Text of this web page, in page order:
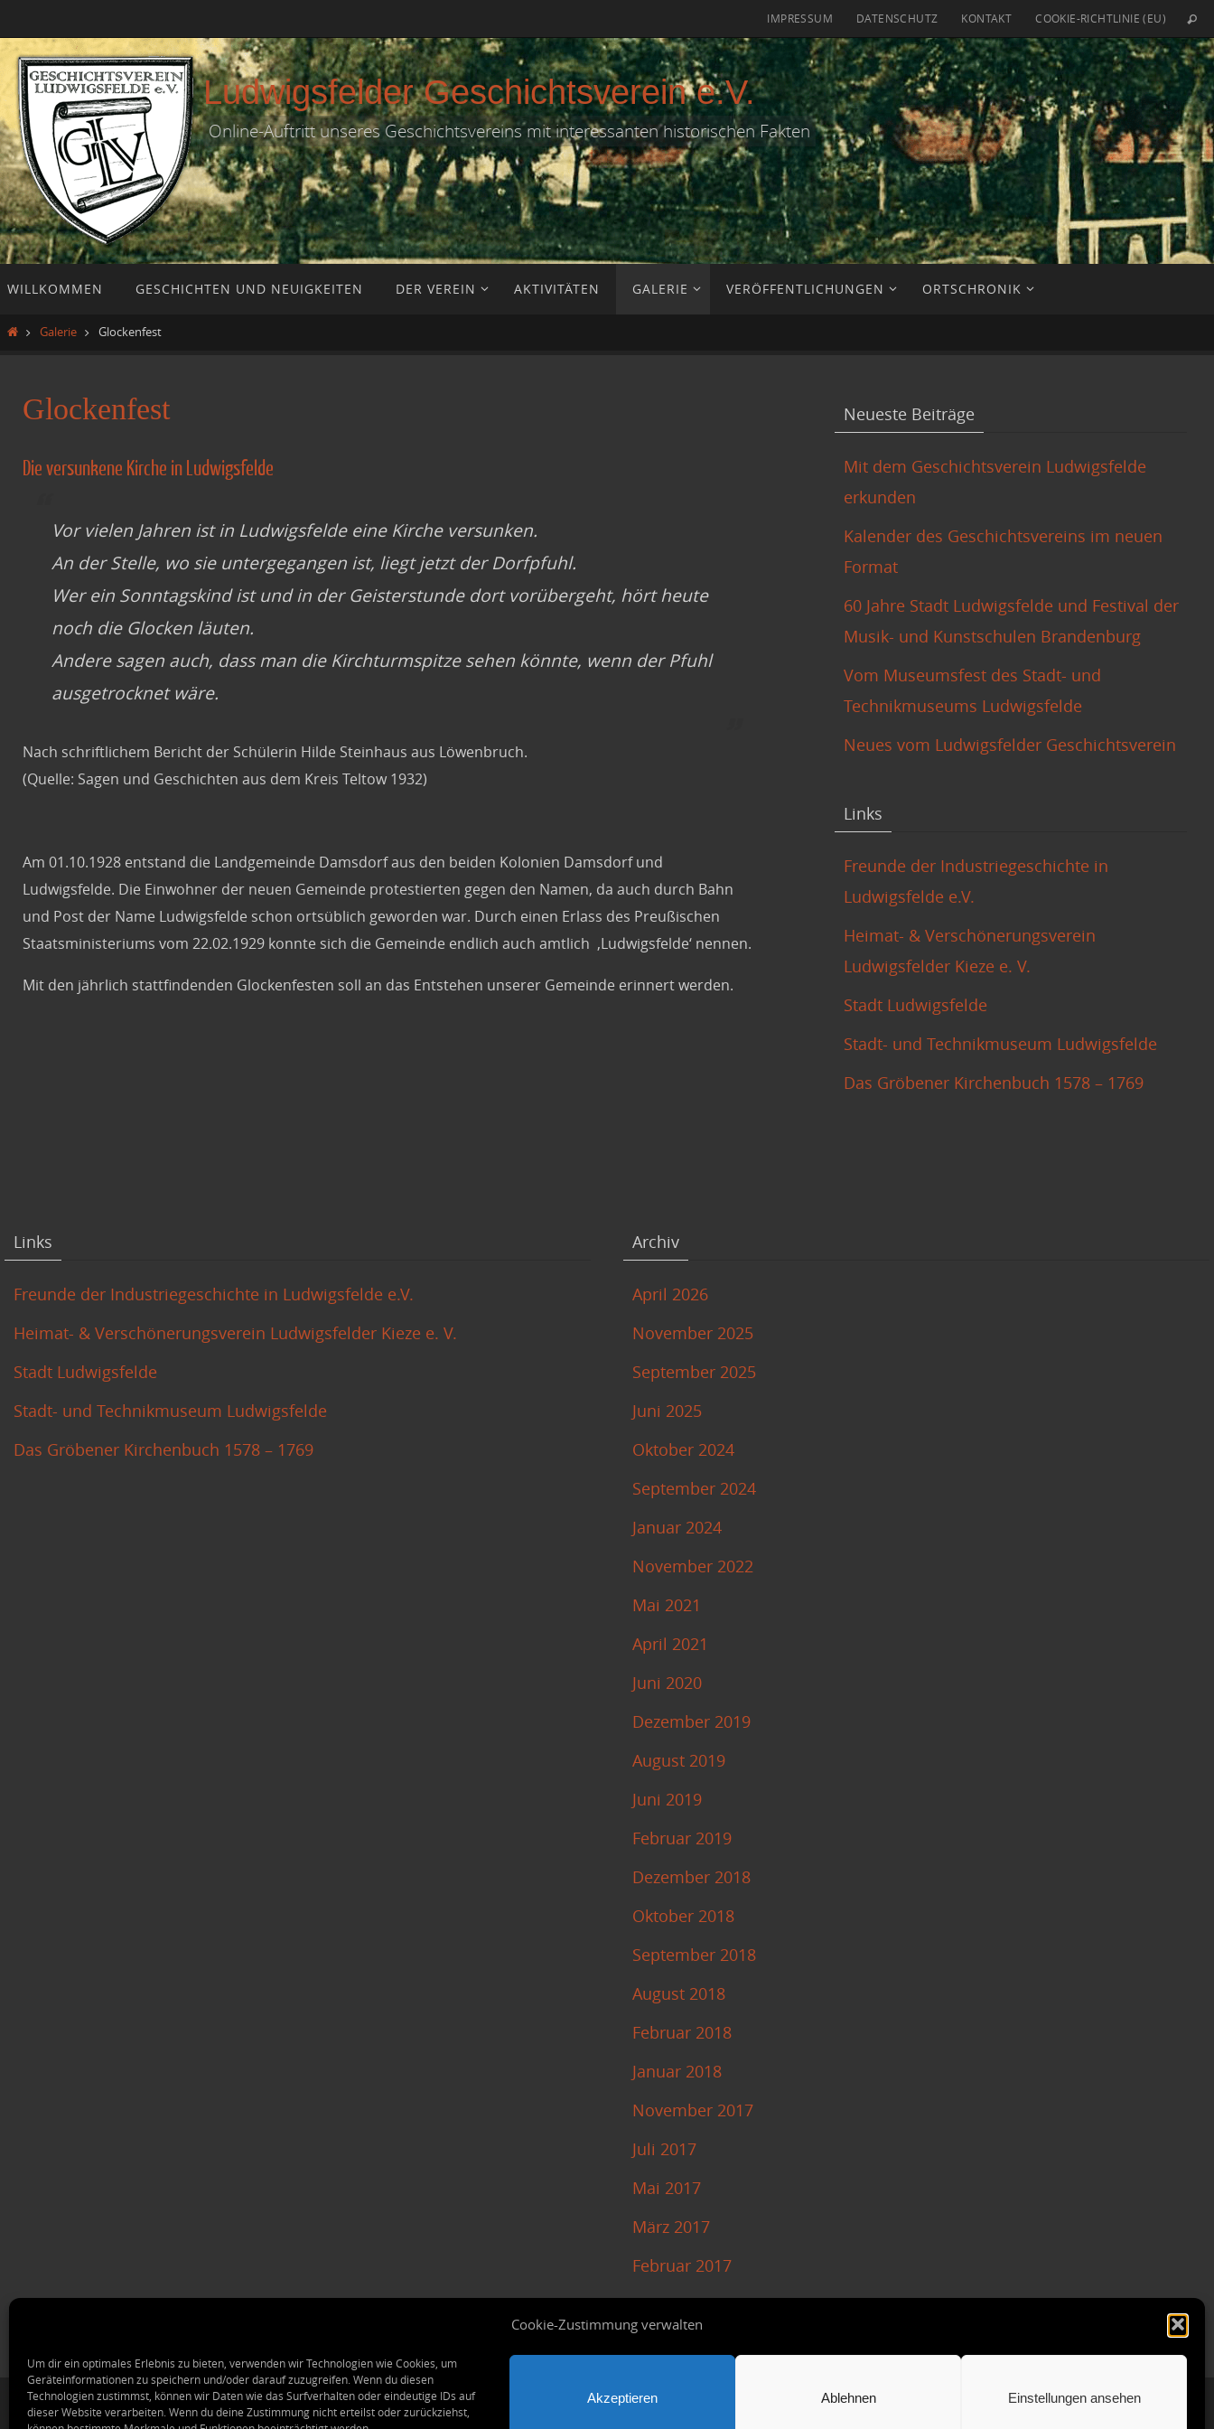
Cookie-Zustimmung verwalten
Um dir ein optimales Erlebnis zu bieten, verwenden wir Technologien wie Cookies, um
Geräteinformationen zu speichern und/oder darauf zuzugreifen. Wenn du diesen
Technologien zustimmst, können wir Daten wie das Surfverhalten oder eindeutige IDs auf
dieser Website verarbeiten. Wenn du deine Zustimmung nicht erteilst oder zurückziehst,
Akzeptieren Ablehnen Einstellungen ansehen
Inhalt
springen
IMPRESSUM DATENSCHUTZ KONTAKT COOKIE-RICHTLINIE (EU)
Ludwigsfelder Geschichtsverein e.V.
Online-Auftritt unseres Geschichtsvereins mit interessanten historischen Fakten
Inhalt
WILLKOMMEN GESCHICHTEN UND NEUIGKEITEN DER VEREIN AKTIVITÄTEN GALERIE VERÖFFENTLICHUNGEN ORTSCHRONIK
StartGalerie Glockenfest
Glockenfest
Die versunkene Kirche in Ludwigsfelde
Vor vielen Jahren ist in Ludwigsfelde eine Kirche versunken.
An der Stelle, wo sie untergegangen ist, liegt jetzt der Dorfpfuhl.
Wer ein Sonntagskind ist und in der Geisterstunde dort vorübergeht, hört heute
noch die Glocken läuten.
Andere sagen auch, dass man die Kirchturmspitze sehen könnte, wenn der Pfuhl
ausgetrocknet wäre.
Nach schriftlichem Bericht der Schülerin Hilde Steinhaus aus Löwenbruch.
(Quelle: Sagen und Geschichten aus dem Kreis Teltow 1932)
Am 01.10.1928 entstand die Landgemeinde Damsdorf aus den beiden Kolonien Damsdorf und
Ludwigsfelde. Die Einwohner der neuen Gemeinde protestierten gegen den Namen, da auch durch Bahn
und Post der Name Ludwigsfelde schon ortsüblich geworden war. Durch einen Erlass des Preußischen
Staatsministeriums vom 22.02.1929 konnte sich die Gemeinde endlich auch amtlich ‚Ludwigsfelde‘ nennen.
Mit den jährlich stattfindenden Glockenfesten soll an das Entstehen unserer Gemeinde erinnert werden.
Neueste Beiträge
Mit dem Geschichtsverein Ludwigsfelde
erkunden
Kalender des Geschichtsvereins im neuen
Format
60 Jahre Stadt Ludwigsfelde und Festival der
Musik- und Kunstschulen Brandenburg
Vom Museumsfest des Stadt- und
Technikmuseums Ludwigsfelde
Neues vom Ludwigsfelder Geschichtsverein
Links
Freunde der Industriegeschichte in
Ludwigsfelde e.V.
Heimat- & Verschönerungsverein
Ludwigsfelder Kieze e. V.
Stadt Ludwigsfelde
Stadt- und Technikmuseum Ludwigsfelde
Das Gröbener Kirchenbuch 1578 – 1769
Links
Freunde der Industriegeschichte in Ludwigsfelde e.V.
Heimat- & Verschönerungsverein Ludwigsfelder Kieze e. V.
Stadt Ludwigsfelde
Stadt- und Technikmuseum Ludwigsfelde
Das Gröbener Kirchenbuch 1578 – 1769
Archiv
April 2026
November 2025
September 2025
Juni 2025
Oktober 2024
September 2024
Januar 2024
November 2022
Mai 2021
April 2021
Juni 2020
Dezember 2019
August 2019
Juni 2019
Februar 2019
Dezember 2018
Oktober 2018
September 2018
August 2018
Februar 2018
Januar 2018
November 2017
Juli 2017
Mai 2017
März 2017
Februar 2017
Januar 2017